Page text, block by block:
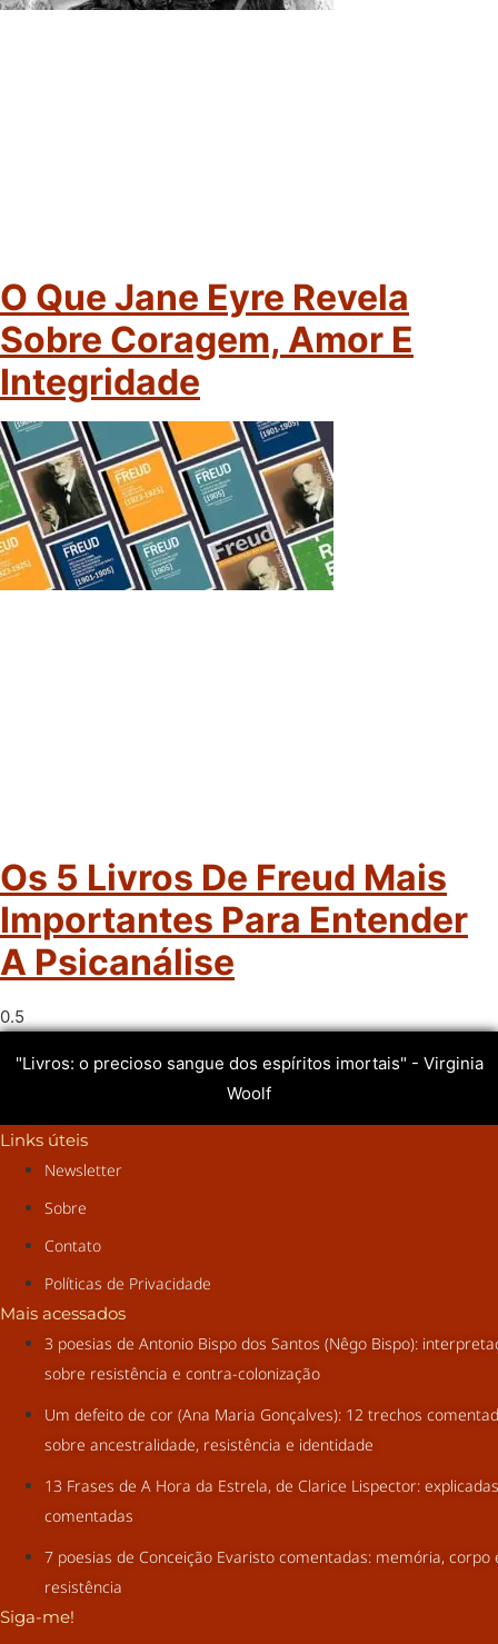
O Que Jane Eyre Revela
Sobre Coragem, Amor E
Integridade
Os 5 Livros De Freud Mais
Importantes Para Entender
A Psicanálise
"Livros: o precioso sangue dos espíritos imortais" - Virginia
Woolf
Links úteis
Newsletter
Sobre
Contato
Políticas de Privacidade
Mais acessados
3 poesias de Antonio Bispo dos Santos (Nêgo Bispo):
sobre resistência e contra-colonização
Um defeito de cor (Ana Maria Gonçalves): 12 trechos
sobre ancestralidade, resistência e identidade
13 Frases de A Hora da Estrela, de Clarice Lispector:
comentadas
7 poesias de Conceição Evaristo comentadas: memória, corpo
resistência
Siga-me!